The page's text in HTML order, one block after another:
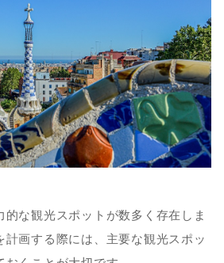
な観光スポットが数多く存在しま
画する際には、主要な観光スポッ